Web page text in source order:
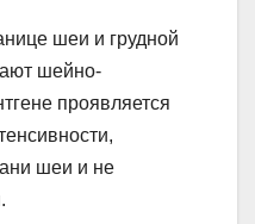
шеи и грудной
шейно-
проявляется
шеи и не